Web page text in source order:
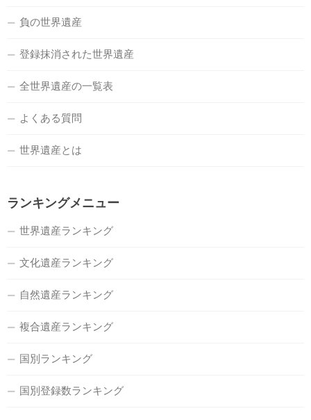
負の世界遺産
登録抹消された世界遺産
全世界遺産の一覧表
よくある質問
世界遺産とは
ランキングメニュー
世界遺産ランキング
文化遺産ランキング
自然遺産ランキング
複合遺産ランキング
国別ランキング
国別登録数ランキング